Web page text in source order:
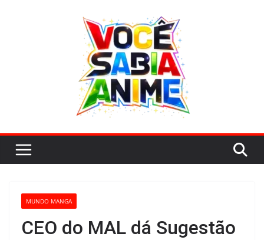
MUNDO MANGA
CEO do MAL dá Sugestão